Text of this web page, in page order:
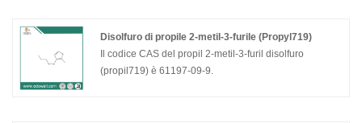
Disolfuro di propile 2-metil-3-furile (Propyl719)
Il codice CAS del propil 2-metil-3-furil disolfuro
(propil719) è 61197-09-9.